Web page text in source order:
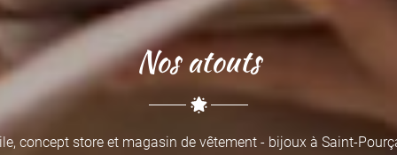
originaux.
Nos atouts
concept store et magasin de vêtement - bijoux à Saint-